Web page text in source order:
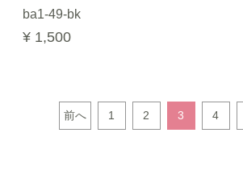
ba1-49-bk
¥ 1,500
前へ 1 2 3 4